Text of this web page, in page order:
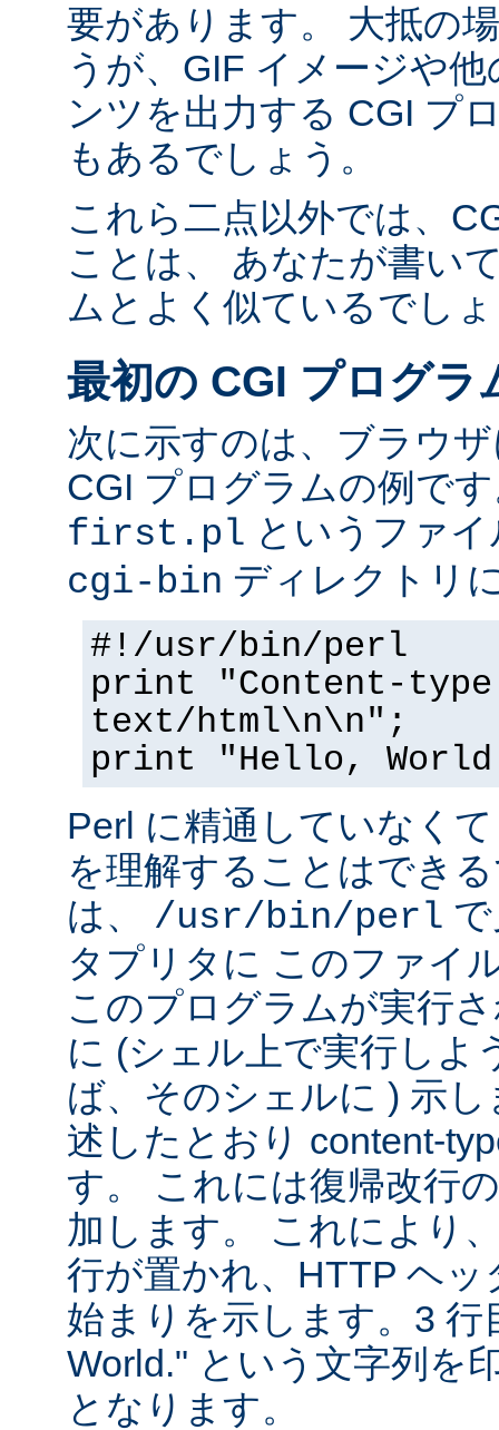
要があります。 大抵の
うが、GIF イメージや
ンツを出力する CGI プ
もあるでしょう。
これら二点以外では、
ことは、 あなたが書い
ムとよく似ているでし
最初の CGI プログラ
次に示すのは、ブラウ
CGI プログラムの例で
first.pl というファ
cgi-bin ディレクトリ
#!/usr/bin/perl
print "Content-
text/html\n\n";
print "Hello,
Perl に精通していなく
を理解することはでき
は、 /usr/bin/perl
タプリタに このファイ
このプログラムが実行
に (シェル上で実行しよ
ば、そのシェルに ) 示
述したとおり content-
す。 これには復帰改行
加します。 これにより
行が置かれ、HTTP ヘ
始まりを示します。3 行
World." という文字列を
となります。